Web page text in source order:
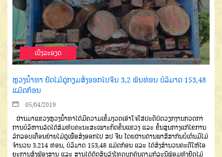
ເບີ່ງລະອຽດ
ຫຼວງນ້ຳທາ ຢຶດໄມ້ດູ່ກຽມສົ່ງອອກໄປຈີນ 3,2 ພັນທ່ອນ ບໍລິມາດ 153,48
ແມັດກ້ອນ
05/04/2019
ຜ່ານມາແຂວງຫຼວງນ້ຳທາໄດ້ມີຄວາມເຂັ້ມງວດເອົາໃຈໃສ່ປະຕິບັດວຽກງານກວດກາ
ການບໍລິຫານລັດໄດ້ສົມທົບຄະນະສະເພາະກິດຂັ້ນແຂວງ ແລະ ຂັ້ນສູນກາງແກ້ໄຂການ
ລັກລອບເຄື່ອນຍ້າຍໄມ້ດູ່ເພື່ອສົ່ງອອກໄປ ສປ ຈີນ ໂດຍຜ່ານດ່ານພາສີສາກົນບໍ່ເຕັ່ນມີໄມ້
ຈຳນວນ 3.214 ທ່ອນ, ບໍລິມາດ 153,48 ແມັດກ້ອນ ແລະ ໄດ້ສົ່ງສຳນວນຄະດີໃຫ້ໄອ
ຍະການສັ່ງຟ້ອງສານ ແລະ ສານໄດ້ຕັດສິນລົງໂທດບຸກຄົນຕາມກໍລະນີພ້ອມທັງຢຶດໄມ້